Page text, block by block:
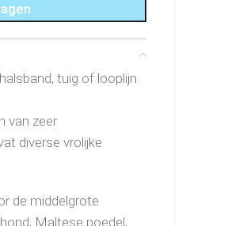
tuig of looplijn
van zeer
diverse vrolijke
de middelgrote
Maltese poedel,